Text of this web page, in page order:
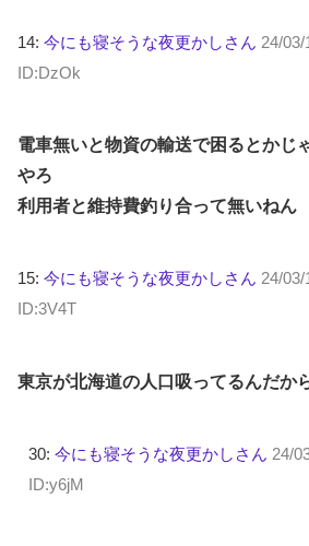
14: 今にも寝そうな夜更かしさん 24/
ID:DzOk
電車無いと物資の輸送で困るとかじ
やろ
利用者と維持費釣り合って無いねん
15: 今にも寝そうな夜更かしさん 24/03/
ID:3V4T
東京が北海道の人口吸ってるんだか
30: 今にも寝そうな夜更かしさん 24/
ID:y6jM